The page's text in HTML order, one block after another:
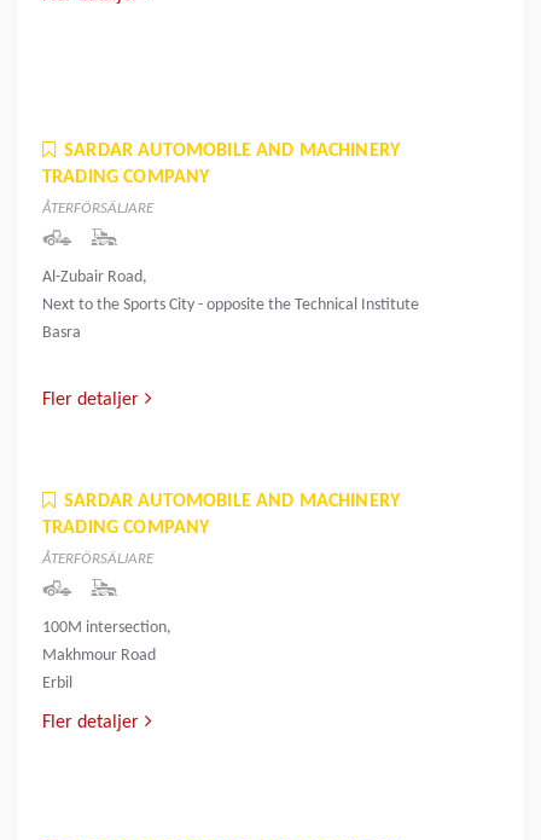
SARDAR AUTOMOBILE AND MACHINERY
TRADING COMPANY
ÅTERFÖRSÄLJARE
Al-Zubair Road,
Next to the Sports City - opposite the Technical Institute
Basra
Fler detaljer
SARDAR AUTOMOBILE AND MACHINERY
TRADING COMPANY
ÅTERFÖRSÄLJARE
100M intersection,
Makhmour Road
Erbil
Fler detaljer